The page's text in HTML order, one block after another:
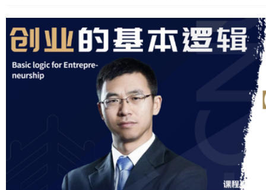
管理硕士教育中心2026年3月24日